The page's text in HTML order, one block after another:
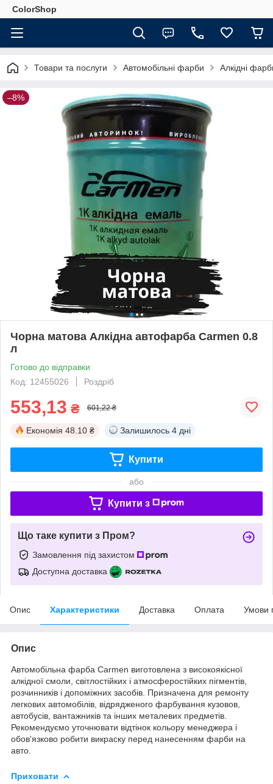
ColorShop
Товари та послуги Автомобільні фарби Алкідні
–8%
Чорна матова Алкідна автофарба Carmen 0.8
л
Готово до відправки
Код: 12455026
Роздріб
553,13 ₴ 601,22 ₴
Економія 48.10 ₴ Залишилось 4 дні
Купити
або
Купити з
Що таке купити з Пром?
Замовлення під захистом
Доступна доставка
Опис Характеристики Доставка Оплата Умови
Опис
Автомобільна фарба Carmen виготовлена з високоякісної
алкідної смоли, світлостійких і атмосферостійких пігментів,
розчинників і допоміжних засобів. Призначена для ремонту
легкових автoмобілів, відрядженого фарбування кузовов,
автобусів, вантажників та інших металевих предметів.
Рекомендуємо уточнювати відтінок кольору менеджера і
обов'язково робити викраску перед нанесенням фарби на
авто.
Приховати